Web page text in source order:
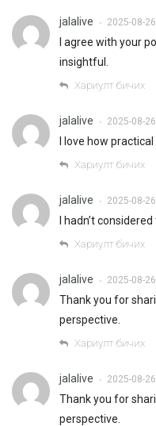
jalalive • 2025-08-
I agree with your
insightful.
Хариулт бичих
jalalive • 2025-08-
I love how
Хариулт бичих
jalalive • 2025-08-
I hadn’t
Хариулт бичих
jalalive • 2025-08-
Thank you for
perspective.
Хариулт бичих
jalalive • 2025-08-
Thank you for
perspective.